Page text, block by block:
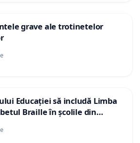
grave ale trotinetelor
Educației să includă Limba
Braille în școlile din